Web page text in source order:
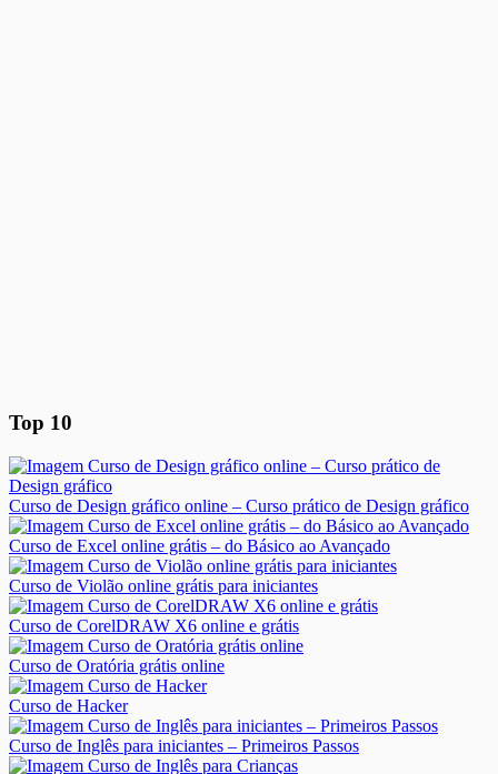
Top 10
Curso de Design gráfico online – Curso prático de Design gráfico
Curso de Excel online grátis – do Básico ao Avançado
Curso de Violão online grátis para iniciantes
Curso de CorelDRAW X6 online e grátis
Curso de Oratória grátis online
Curso de Hacker
Curso de Inglês para iniciantes – Primeiros Passos